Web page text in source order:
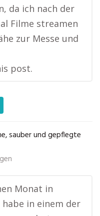
da ich nach der
Filme streamen
zur Messe und
post.
sauber und gepflegte
Monat in
habe in einem der